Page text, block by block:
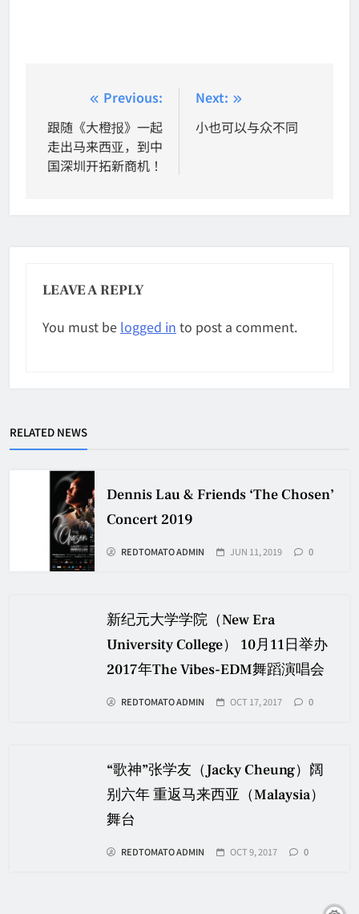
navigation
Previous:
跟随《大橙报》一起
走出马来西亚，到中
国深圳开拓新商机！
Next:
小也可以与众不同
LEAVE A REPLY
You must be logged in to post a comment.
RELATED NEWS
Dennis Lau & Friends ‘The Chosen’
Concert 2019
REDTOMATO ADMIN JUN 11, 2019 0
新纪元大学学院（New Era
University College） 10月11日举办
2017年The Vibes-EDM舞蹈演唱会
REDTOMATO ADMIN OCT 17, 2017 0
“歌神”张学友（Jacky Cheung）阔
别六年 重返马来西亚（Malaysia）
舞台
REDTOMATO ADMIN OCT 9, 2017 0